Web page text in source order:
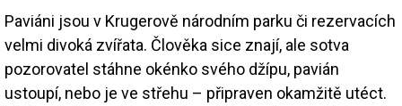
Paviáni jsou v Krugerově národním parku či rezervacích
velmi divoká zvířata. Člověka sice znají, ale sotva
pozorovatel stáhne okénko svého džípu, pavián
ustoupí, nebo je ve střehu – připraven okamžitě utéct.